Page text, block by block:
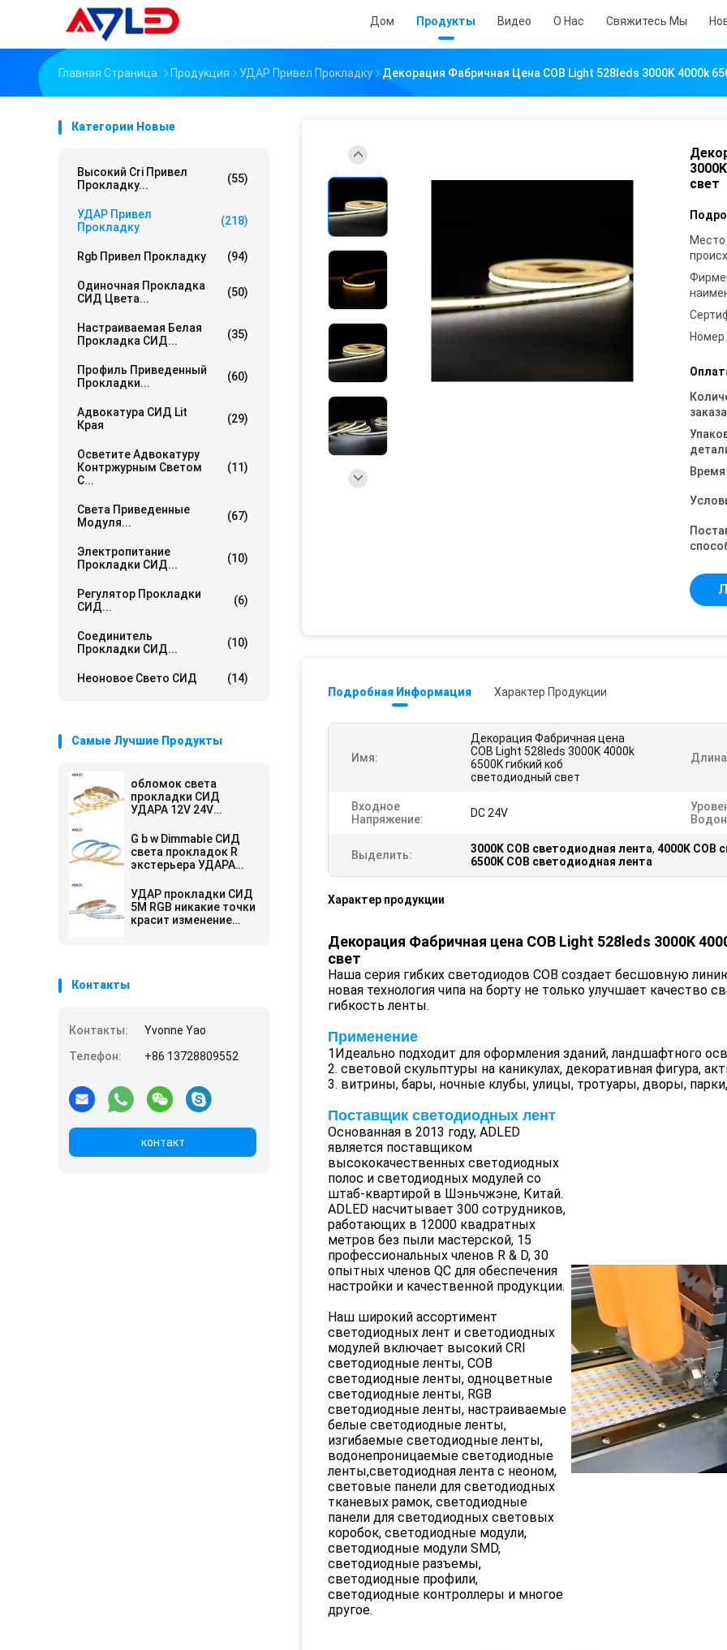
Дом Продукты Видео О Нас Свяжитесь Мы
Главная Страница Продукция УДАР Привел Прокладку Декорация Фабричная Цена COB Light 528leds 3000K 4000k
Категории Новые
Высокий Cri Привел
Прокладку...
(55)
УДАР Привел
Прокладку
(218)
Rgb Привел Прокладку (94)
Одиночная Прокладка
СИД Цвета...
(50)
Настраиваемая Белая
Прокладка СИД...
(35)
Профиль Приведенный
Прокладки...
(60)
Адвокатура СИД Lit
Края
(29)
Осветите Адвокатуру
Контржурным Светом
С...
(11)
Света Приведенные
Модуля...
(67)
Электропитание
Прокладки СИД...
(10)
Регулятор Прокладки
СИД...
(6)
Соединитель
Прокладки СИД...
(10)
Неоновое Свето СИД (14)
Самые Лучшие Продукты
обломок света
прокладки СИД
УДАРА 12V 24V
Dimmable 10mm
G b w Dimmable СИД
света прокладок R
экстерьера УДАРА
внутреннего для
потолка
УДАР прокладки СИД
5M RGB никакие точки
красит изменение
Контакты
Контакты:
Yvonne Yao
Телефон:
+86 13728809552
контакт
свет
Место
Подробная Информация Характер Продукции
Имя:
Декорация Фабричная цена
COB Light 528leds 3000K 4000k
6500K гибкий коб
светодиодный свет
Входное
Напряжение:
DC 24V
Выделить: 3000K COB светодиодная лента, 4000K COB
6500K COB светодиодная лента
Характер продукции
Декорация Фабричная цена COB Light 528leds 3000K
свет
Наша серия гибких светодиодов COB создает бесшовную
новая технология чипа на борту не только улучшает качество
гибкость ленты.
Применение
1Идеально подходит для оформления зданий, ландшафтного
2. световой скульптуры на каникулах, декоративная фигура,
3. витрины, бары, ночные клубы, улицы, тротуары, дворы,
Поставщик светодиодных лент
Основанная в 2013 году, ADLED
является поставщиком
высококачественных светодиодных
полос и светодиодных модулей со
штаб-квартирой в Шэньчжэне, Китай.
ADLED насчитывает 300 сотрудников,
работающих в 12000 квадратных
метров без пыли мастерской, 15
профессиональных членов R & D, 30
опытных членов QC для обеспечения
настройки и качественной продукции.
Наш широкий ассортимент
светодиодных лент и светодиодных
модулей включает высокий CRI
светодиодные ленты, COB
светодиодные ленты, одноцветные
светодиодные ленты, RGB
светодиодные ленты, настраиваемые
белые светодиодные ленты,
изгибаемые светодиодные ленты,
водонепроницаемые светодиодные
ленты,светодиодная лента с неоном,
световые панели для светодиодных
тканевых рамок, светодиодные
панели для светодиодных световых
коробок, светодиодные модули,
светодиодные модули SMD,
светодиодные разъемы,
светодиодные профили,
светодиодные контроллеры и многое
другое.